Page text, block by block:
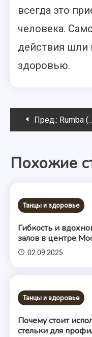
всегда это
человека.
действия шли
здоровью.
Навигация
записям
Пред.: Rumba (Румба) – танец огня желаний и страсти
Похожие
Танцы и здоровье
Гибкость и
залов в центре
02.09.2025
Танцы и здоровье
Почему стоит
стельки для